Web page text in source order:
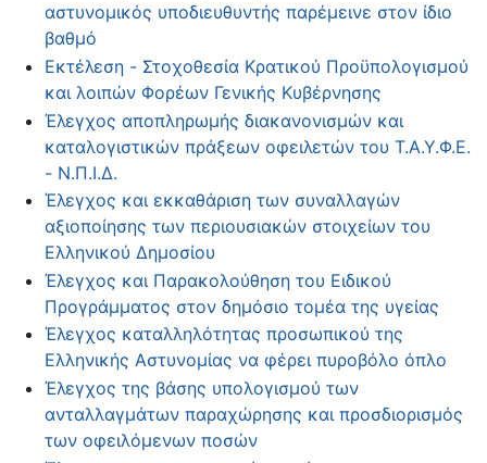
αστυνομικός υποδιευθυντής παρέμεινε στον ίδιο
βαθμό
Εκτέλεση - Στοχοθεσία Κρατικού Προϋπολογισμού
και λοιπών Φορέων Γενικής Κυβέρνησης
Έλεγχος αποπληρωμής διακανονισμών και
καταλογιστικών πράξεων οφειλετών του Τ.Α.Υ.Φ.Ε.
- Ν.Π.Ι.Δ.
Έλεγχος και εκκαθάριση των συναλλαγών
αξιοποίησης των περιουσιακών στοιχείων του
Ελληνικού Δημοσίου
Έλεγχος και Παρακολούθηση του Ειδικού
Προγράμματος στον δημόσιο τομέα της υγείας
Έλεγχος καταλληλότητας προσωπικού της
Ελληνικής Αστυνομίας να φέρει πυροβόλο όπλο
Έλεγχος της βάσης υπολογισμού των
ανταλλαγμάτων παραχώρησης και προσδιορισμός
των οφειλόμενων ποσών